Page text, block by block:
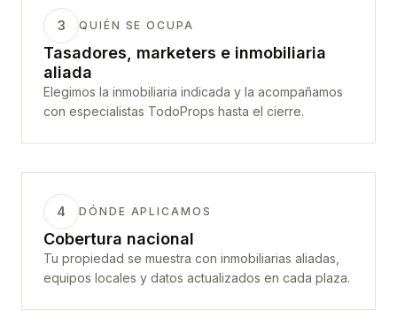
3 QUIÉN SE OCUPA
Tasadores, marketers e inmobiliaria
aliada
Elegimos la inmobiliaria indicada y la acompañamos
con especialistas TodoProps hasta el cierre.
4 DÓNDE APLICAMOS
Cobertura nacional
Tu propiedad se muestra con inmobiliarias aliadas,
equipos locales y datos actualizados en cada plaza.